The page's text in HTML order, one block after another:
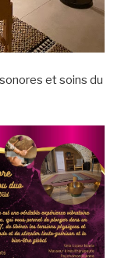
et soins du